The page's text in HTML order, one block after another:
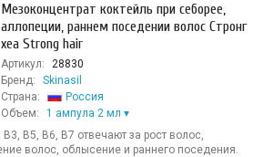
Мезоконцентрат коктейль при себорее,
аллопеции, раннем поседении волос Стронг
хеа Strong hair
Артикул:
28830
Бренд:
Skinasil
Страна:
Россия
Объем:
1 ампула 2 мл
В5, В6, В7 отвечают за рост волос,
волос, облысение и раннего поседения.